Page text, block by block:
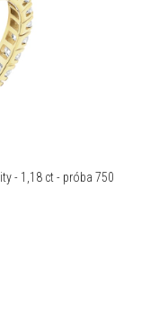
- 1,18 ct - próba 750